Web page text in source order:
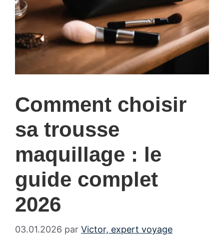
Comment choisir
sa trousse
maquillage : le
guide complet
2026
03.01.2026 par Victor, expert voyage